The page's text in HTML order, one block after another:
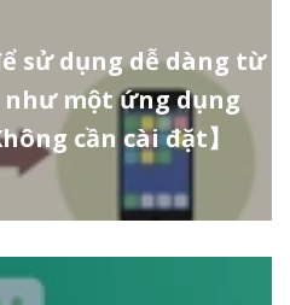
sử dụng dễ dàng từ
một ứng dụng
cần cài đặt】